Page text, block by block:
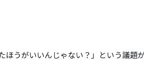
うがいいんじゃない？」という議